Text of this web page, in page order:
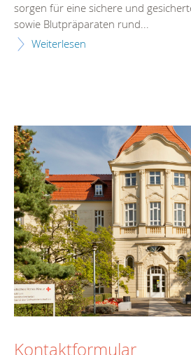
sorgen für eine sichere und
sowie Blutpräparaten rund...
Weiterlesen
Kontaktformular